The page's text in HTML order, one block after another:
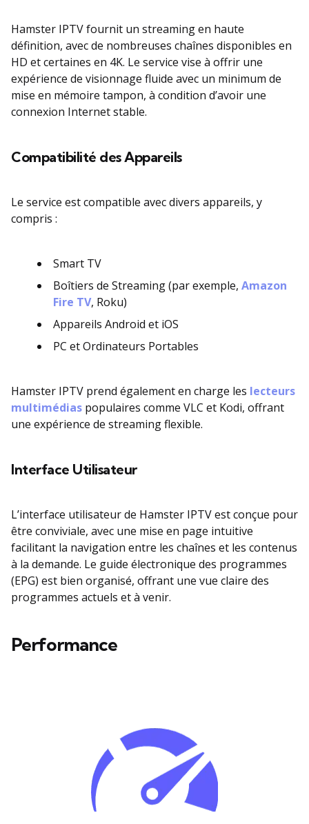
Hamster IPTV fournit un streaming en haute
définition, avec de nombreuses chaînes disponibles en
HD et certaines en 4K. Le service vise à offrir une
expérience de visionnage fluide avec un minimum de
mise en mémoire tampon, à condition d’avoir une
connexion Internet stable.
Compatibilité des Appareils
Le service est compatible avec divers appareils, y
compris :
Smart TV
Boîtiers de Streaming (par exemple, Amazon
Fire TV, Roku)
Appareils Android et iOS
PC et Ordinateurs Portables
Hamster IPTV prend également en charge les lecteurs
multimédias populaires comme VLC et Kodi, offrant
une expérience de streaming flexible.
Interface Utilisateur
L’interface utilisateur de Hamster IPTV est conçue pour
être conviviale, avec une mise en page intuitive
facilitant la navigation entre les chaînes et les contenus
à la demande. Le guide électronique des programmes
(EPG) est bien organisé, offrant une vue claire des
programmes actuels et à venir.
Performance